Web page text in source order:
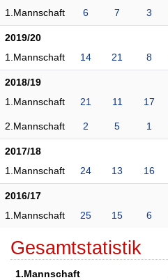
1.Mannschaft
6 7 3
2019/20
1.Mannschaft
14 21 8
2018/19
1.Mannschaft
21 11 17
2.Mannschaft 2 5 1
2017/18
1.Mannschaft
24 13 16
2016/17
1.Mannschaft
25 15 6
Gesamtstatistik
1.Mannschaft